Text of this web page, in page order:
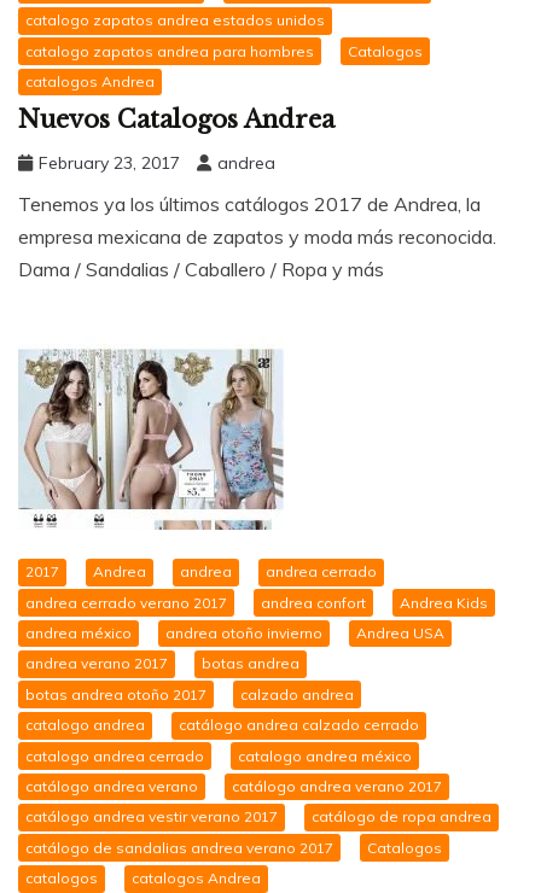
catalogo zapatos andrea estados unidos
catalogo zapatos andrea para hombres
Catalogos
catalogos Andrea
Nuevos Catalogos Andrea
February 23, 2017 andrea
Tenemos ya los últimos catálogos 2017 de Andrea, la
empresa mexicana de zapatos y moda más reconocida.
Dama / Sandalias / Caballero / Ropa y más
2017 Andrea andrea
andrea cerrado
andrea cerrado verano 2017
andrea confort
Andrea Kids
andrea méxico
andrea otoño invierno
Andrea USA
andrea verano 2017
botas andrea
botas andrea otoño 2017
calzado andrea
catalogo andrea
catálogo andrea calzado cerrado
catalogo andrea cerrado
catalogo andrea méxico
catálogo andrea verano
catálogo andrea verano 2017
catálogo andrea vestir verano 2017
catálogo de ropa andrea
catálogo de sandalias andrea verano 2017
Catalogos
catalogos
catalogos Andrea